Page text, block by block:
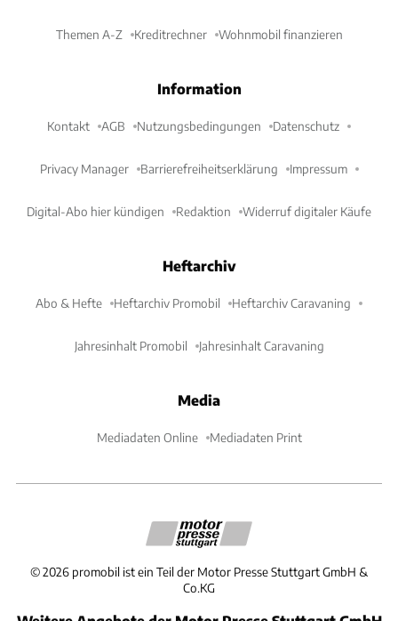
Themen A-Z Kreditrechner Wohnmobil finanzieren
Information
Kontakt AGB Nutzungsbedingungen Datenschutz
Privacy Manager Barrierefreiheitserklärung Impressum
Digital-Abo hier kündigen Redaktion Widerruf digitaler Käufe
Heftarchiv
Abo & Hefte Heftarchiv Promobil Heftarchiv Caravaning
Jahresinhalt Promobil Jahresinhalt Caravaning
Media
Mediadaten Online Mediadaten Print
©2026 promobil ist ein Teil der Motor Presse Stuttgart GmbH &
Co.KG